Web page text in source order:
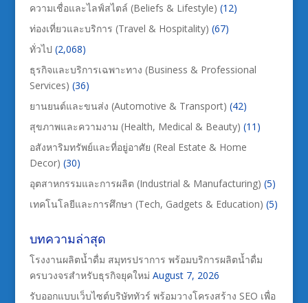
ความเชื่อและไลฟ์สไตล์ (Beliefs & Lifestyle) (12)
ท่องเที่ยวและบริการ (Travel & Hospitality) (67)
ทั่วไป (2,068)
ธุรกิจและบริการเฉพาะทาง (Business & Professional
Services) (36)
ยานยนต์และขนส่ง (Automotive & Transport) (42)
สุขภาพและความงาม (Health, Medical & Beauty) (11)
อสังหาริมทรัพย์และที่อยู่อาศัย (Real Estate & Home
Decor) (30)
อุตสาหกรรมและการผลิต (Industrial & Manufacturing) (5)
เทคโนโลยีและการศึกษา (Tech, Gadgets & Education) (5)
บทความล่าสุด
โรงงานผลิตน้ำดื่ม สมุทรปราการ พร้อมบริการผลิตน้ำดื่ม
ครบวงจรสำหรับธุรกิจยุคใหม่ August 7, 2026
รับออกแบบเว็บไซต์บริษัททัวร์ พร้อมวางโครงสร้าง SEO เพื่อ